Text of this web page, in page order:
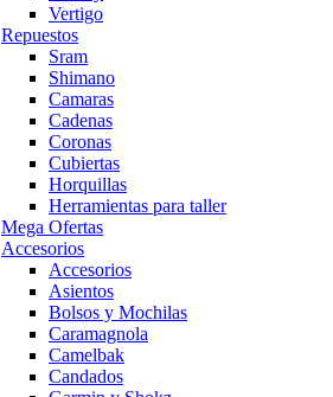
Vertigo
Repuestos
Sram
Shimano
Camaras
Cadenas
Coronas
Cubiertas
Horquillas
Herramientas para taller
Mega Ofertas
Accesorios
Accesorios
Asientos
Bolsos y Mochilas
Caramagnola
Camelbak
Candados